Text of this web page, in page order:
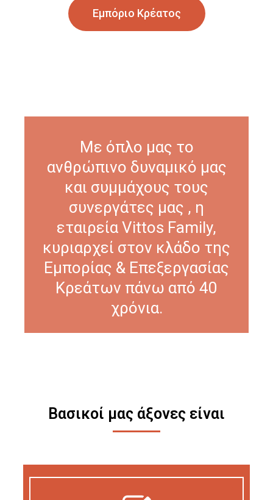
Εμπόριο Κρέατος
Με όπλο μας το
ανθρώπινο δυναμικό μας
και συμμάχους τους
συνεργάτες μας , η
εταιρεία Vittos Family,
κυριαρχεί στον κλάδο της
Εμπορίας & Επεξεργασίας
Κρεάτων πάνω από 40
χρόνια.
Βασικοί μας άξονες είναι